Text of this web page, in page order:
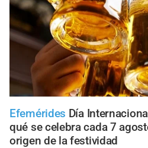
Efemérides Día
qué se celebra cada 7
origen de la festividad